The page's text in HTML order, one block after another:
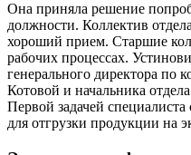
Она приняла решение
должности. Коллектив
хороший прием. Старшие
рабочих процессах.
генерального директора по
Котовой и начальника
Первой задачей
для отгрузки продукции на